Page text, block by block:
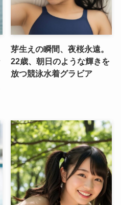
芽生えの瞬間、夜桜永遠。
22歳、朝日のような輝きを
放つ競泳水着グラビア